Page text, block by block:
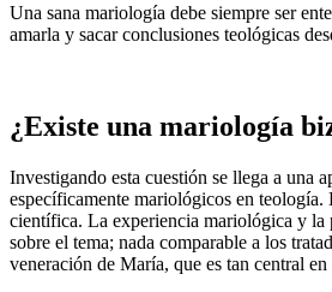
Una sana mariología debe siempre ser
amarla y sacar conclusiones teológicas
¿Existe una mariología
Investigando esta cuestión se llega a una
específicamente mariológicos en
científica. La experiencia mariológica y la
sobre el tema; nada comparable a los
veneración de María, que es tan central